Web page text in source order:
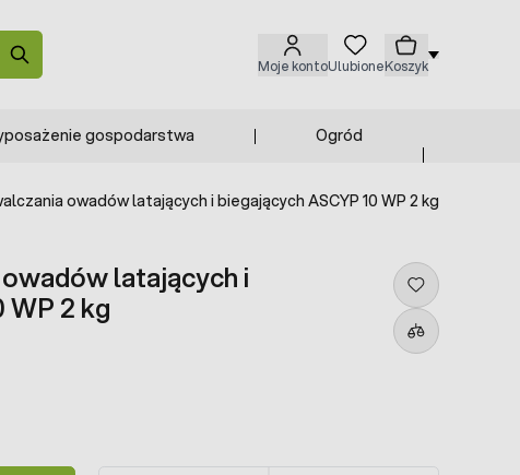
Moje kontoUlubioneKoszyk
gospodarstwa Ogród
owadów latających i biegających ASCYP 10 WP 2 kg
latających i
WP 2 kg